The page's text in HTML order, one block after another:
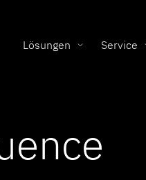
Lösungen Service